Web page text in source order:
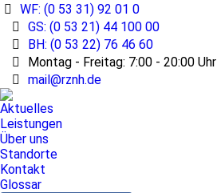
WF: (0 53 31) 92 01 0
GS: (0 53 21) 44 100 00
BH: (0 53 22) 76 46 60
Montag - Freitag: 7:00 - 20:00 Uhr
mail@rznh.de
Aktuelles
Leistungen
Über uns
Standorte
Kontakt
Glossar